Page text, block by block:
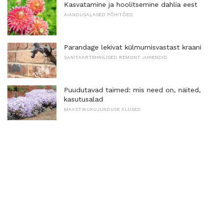
Kasvatamine ja hoolitsemine dahlia eest
AIANDUSALASED PÕHITÕED
Parandage lekivat külmumisvastast kraani
SANITAARTEHNILISED REMONT JUHENDID
Puudutavad taimed: mis need on, näited,
kasutusalad
MAASTIKUKUJUNDUSE ALUSED